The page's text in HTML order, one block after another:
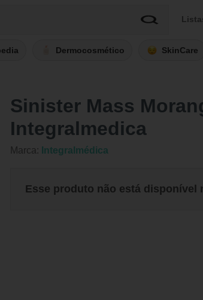
Dermocosmético SkinCare
Sinister Mass
Integralmedica
Marca: Integralmédica
Esse produto não está disponível